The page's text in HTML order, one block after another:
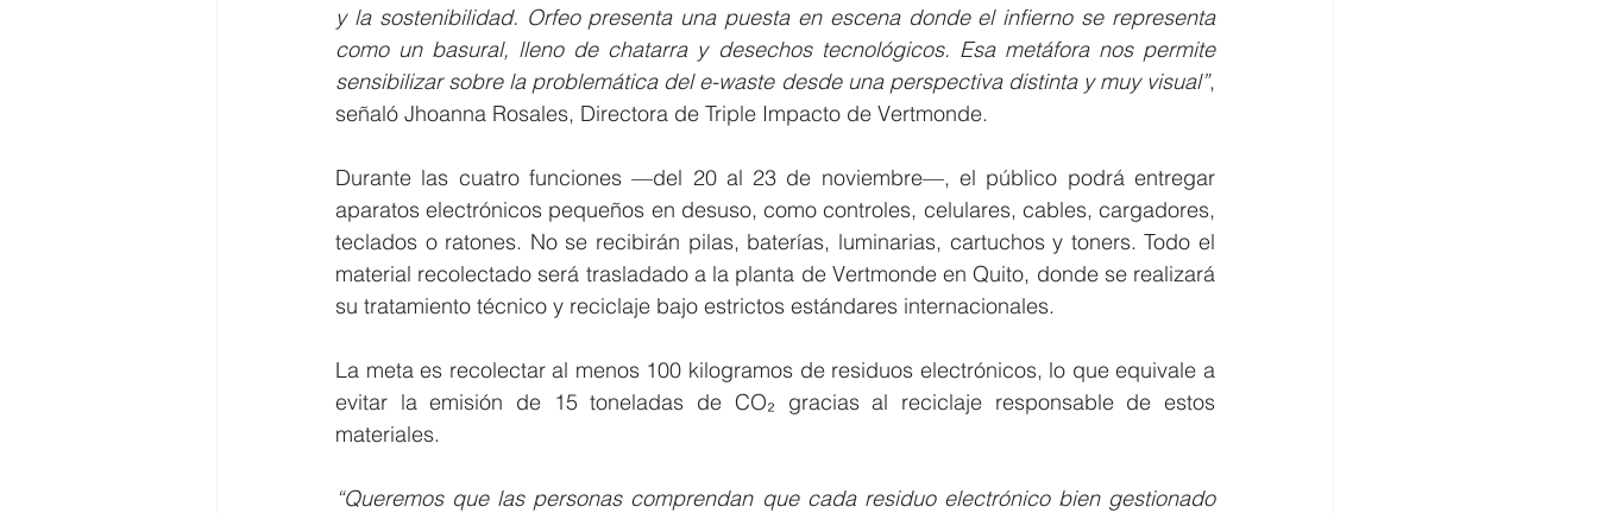
y la sostenibilidad. Orfeo presenta una puesta en escena donde el infierno se representa
como un basural, lleno de chatarra y desechos tecnológicos. Esa metáfora nos permite
sensibilizar sobre la problemática del e-waste desde una perspectiva distinta y muy visual”,
señaló Jhoanna Rosales, Directora de Triple Impacto de Vertmonde.
Durante las cuatro funciones —del 20 al 23 de noviembre—, el público podrá entregar
aparatos electrónicos pequeños en desuso, como controles, celulares, cables, cargadores,
teclados o ratones. No se recibirán pilas, baterías, luminarias, cartuchos y toners. Todo el
material recolectado será trasladado a la planta de Vertmonde en Quito, donde se realizará
su tratamiento técnico y reciclaje bajo estrictos estándares internacionales.
La meta es recolectar al menos 100 kilogramos de residuos electrónicos, lo que equivale a
evitar la emisión de 15 toneladas de CO₂ gracias al reciclaje responsable de estos
materiales.
“Queremos que las personas comprendan que cada residuo electrónico bien gestionado